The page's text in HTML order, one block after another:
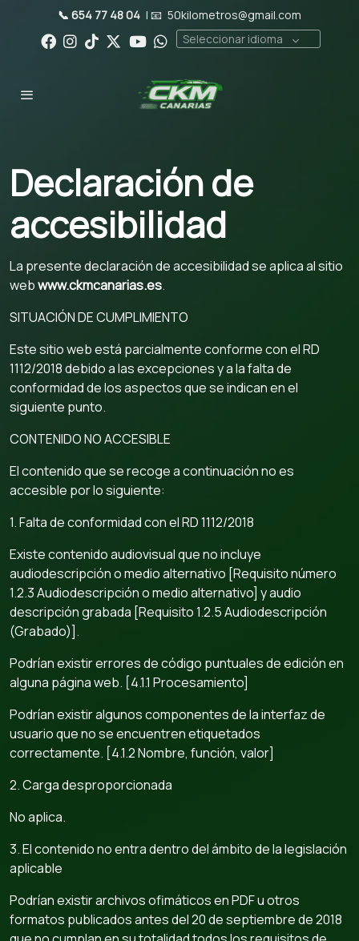
📞 654 77 48 04 | 📧 50kilometros@gmail.com
Seleccionar idioma
Declaración de
accesibilidad
La presente declaración de accesibilidad se aplica al sitio
webwww.ckmcanarias.es.
SITUACIÓN DE CUMPLIMIENTO
Este sitio web está parcialmente conforme con el RD
1112/2018 debido a las excepciones y a la falta de
conformidad de los aspectos que se indican en el
siguiente punto.
CONTENIDO NO ACCESIBLE
El contenido que se recoge a continuación no es
accesible por lo siguiente:
1. Falta de conformidad con el RD 1112/2018
Existe contenido audiovisual que no incluye
audiodescripción o medio alternativo [Requisito número
1.2.3 Audiodescripción o medio alternativo] y audio
descripción grabada [Requisito 1.2.5 Audiodescripción
(Grabado)].
Podrían existir errores de código puntuales de edición en
alguna página web. [4.1.1 Procesamiento]
Podrían existir algunos componentes de la interfaz de
usuario que no se encuentren etiquetados
correctamente. [4.1.2 Nombre, función, valor]
2. Carga desproporcionada
No aplica.
3. El contenido no entra dentro del ámbito de la legislación
aplicable
Podrían existir archivos ofimáticos en PDF u otros
formatos publicados antes del 20 de septiembre de 2018